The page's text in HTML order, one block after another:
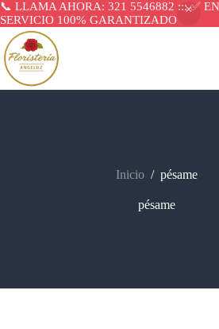
📞 LLAMA AHORA: 321 5546882 ::: ✅
SERVICIO 100% GARANTIZADO
Saltar
al
contenido
Inicio / pésame
pésame